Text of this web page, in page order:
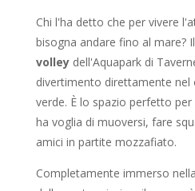
Chi l'ha detto che per vivere
bisogna andare fino al mare? Il
volleydell'Aquapark di
divertimento direttamente nel
verde. È lo spazio perfetto
ha voglia di muoversi, fare
amici in partite mozzafiato.
Completamente immerso